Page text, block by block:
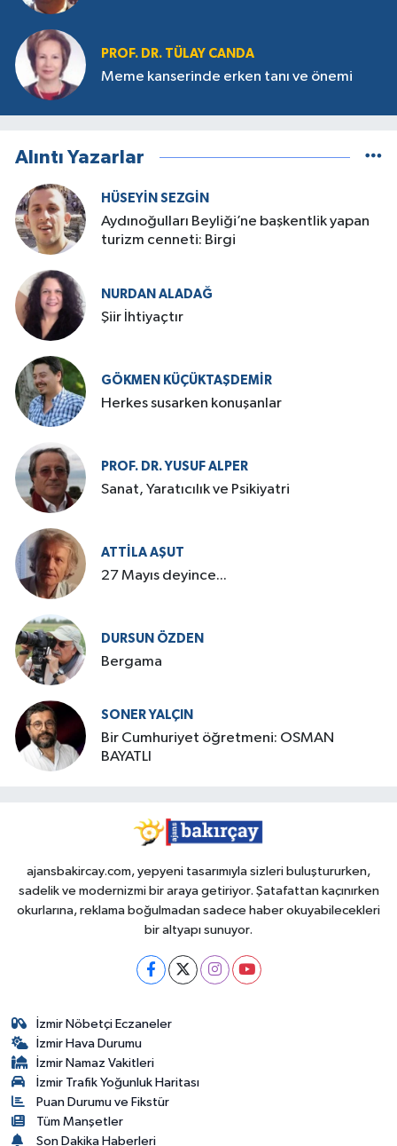
PROF. DR. TÜLAY CANDA
Meme kanserinde erken tanı ve önemi
Alıntı Yazarlar
HÜSEYIN SEZGIN
Aydınoğulları Beyliği’ne başkentlik yapan
turizm cenneti: Birgi
NURDAN ALADAĞ
Şiir İhtiyaçtır
GÖKMEN KÜÇÜKTAŞDEMIR
Herkes susarken konuşanlar
PROF. DR. YUSUF ALPER
Sanat, Yaratıcılık ve Psikiyatri
ATTILA AŞUT
27 Mayıs deyince...
DURSUN ÖZDEN
Bergama
SONER YALÇIN
Bir Cumhuriyet öğretmeni: OSMAN
BAYATLI
ajansbakircay.com, yepyeni tasarımıyla sizleri buluştururken,
sadelik ve modernizmi bir araya getiriyor. Şatafattan kaçınırken
okurlarına, reklama boğulmadan sadece haber okuyabilecekleri
bir altyapı sunuyor.
İzmir Nöbetçi Eczaneler
İzmir Hava Durumu
İzmir Namaz Vakitleri
İzmir Trafik Yoğunluk Haritası
Puan Durumu ve Fikstür
Tüm Manşetler
Son Dakika Haberleri